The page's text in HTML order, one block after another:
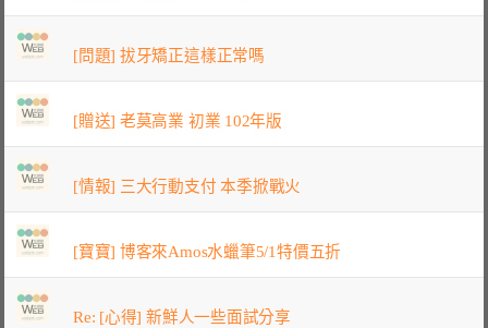
[問題] 拔牙矯正這樣正常嗎
[贈送] 老莫高業 初業 102年版
[情報] 三大行動支付 本季掀戰火
[寶寶] 博客來Amos水蠟筆5/1特價五折
Re: [心得] 新鮮人一些面試分享